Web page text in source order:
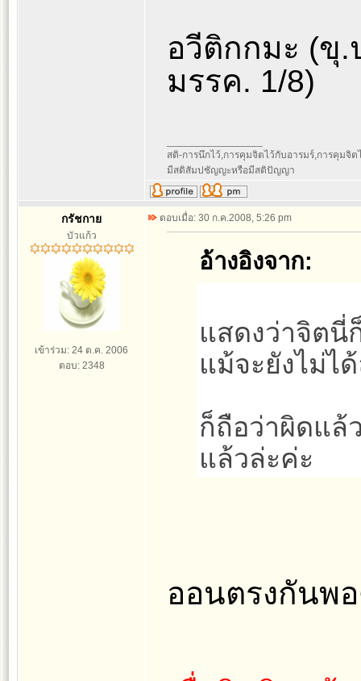
อวีติกกมะ (ขุ.
มรรค. 1/8)
สติ-การนึกไว้,การคุมจิตไว้กับอารมร์,การคุมจิ
มีสติสัมปชัญญะหรือมีสติปัญญา
กรัชกาย
บัวแก้ว
เข้าร่วม: 24 ต.ค. 2006
ตอบ: 2348
ตอบเมื่อ: 30 ก.ค.2008, 5:26 pm
อ้างอิงจาก:
แสดงว่าจิตนี่
แม้จะยังไม่ไ
ก็ถือว่าผิดแล้
แล้วล่ะค่ะ
ออนตรงกันพ